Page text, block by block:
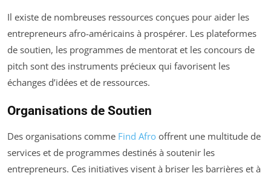
Il existe de nombreuses ressources conçues pour aider les
entrepreneurs afro-américains à prospérer. Les plateformes
de soutien, les programmes de mentorat et les concours de
pitch sont des instruments précieux qui favorisent les
échanges d’idées et de ressources.
Organisations de Soutien
Des organisations comme Find Afro offrent une multitude de
services et de programmes destinés à soutenir les
entrepreneurs. Ces initiatives visent à briser les barrières et à